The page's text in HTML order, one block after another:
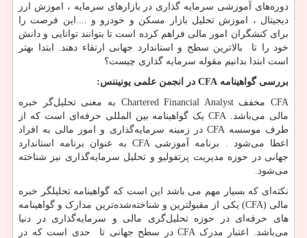
دوره‌های آموزشی سرمایه گذاری در بازارهای سرمایه ، اموزش ارز
دیجیتال ، اموزش تحلیل بازار مسکن و خودرو و ....این فرصت را
برای کنشگران امور مالی فراهم کرده است تا بتوانند توانایی و دانش
خود را تا بالاترین سطح و استاندارد جهانی ارتقاء دهند. ابتدا بهتر
است ابتدا بدانیم مقوله سرمایه گذاری چیست؟
بررسی گواهینامه CFA در انجمن علمی یونیننس:
CFA مخففChartered Financial Analyst به معنی تحلیل‌گر خبره
مالی می‌باشد. CFAیک گواهینامه بین المللی حرفه‌ا‌‌ی است که از
طرف موسسه CFA در زمینه سرمایه‌گذاری و امور مالی به افراد
اعطا می‌شود . برنامه آموزشی CFA به عنوان برنامه استاندارد
جهانی در حوزه مدیریت پرتفولیو و تحلیل سرمایه‌گذاری نیز شناخته
می‌شود.
نکته‌ای که بسیار مهم می باشد این است که گواهینامه تحلیلگر خبره
مالی (CFA) یکی از مقبولترین و شناخته‌شده‌ترین مدارک و گواهینامه
های حرفه‌ای در حوزه تحلیل‌گری مالی و سرمایه‌گذاری در دنیا
می‌باشد. اعتبار مدرک CFAدر سطح جهانی تا حدی است که در